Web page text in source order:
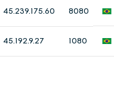
45.239.175.60 8080
45.192.9.27 1080